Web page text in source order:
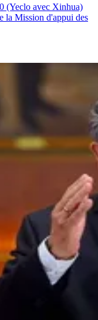
(Yeclo avec Xinhua)
la Mission d'appui des